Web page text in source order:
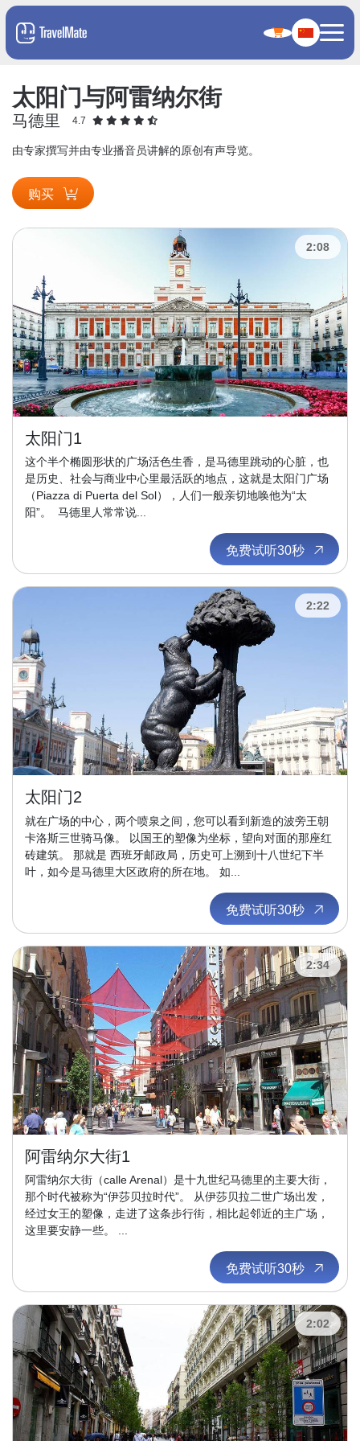
太阳门与阿雷纳尔街
马德里 4.7
由专家撰写并由专业播音员讲解的原创有声导览。
购买
2:08
太阳门1
这个半个椭圆形状的广场活色生香，是马德里跳动的心脏，也
是历史、社会与商业中心里最活跃的地点，这就是太阳门广场
（Piazza di Puerta del Sol），人们一般亲切地唤他为“太
阳”。 马德里人常常说...
免费试听30秒
2:22
太阳门2
就在广场的中心，两个喷泉之间，您可以看到新造的波旁王朝
卡洛斯三世骑马像。 以国王的塑像为坐标，望向对面的那座红
砖建筑。 那就是 西班牙邮政局，历史可上溯到十八世纪下半
叶，如今是马德里大区政府的所在地。 如...
免费试听30秒
2:34
阿雷纳尔大街1
阿雷纳尔大街（calle Arenal）是十九世纪马德里的主要大街，
那个时代被称为“伊莎贝拉时代”。 从伊莎贝拉二世广场出发，
经过女王的塑像，走进了这条步行街，相比起邻近的主广场，
这里要安静一些。 ...
免费试听30秒
2:02